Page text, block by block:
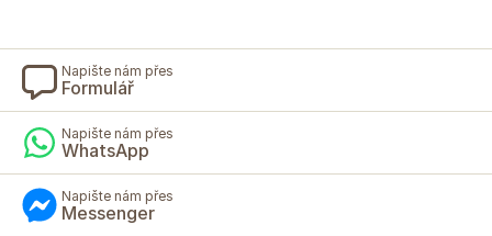
Napište nám přes
Formulář
Napište nám přes
WhatsApp
Napište nám přes
Messenger